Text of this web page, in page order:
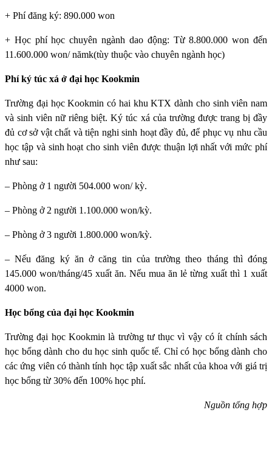
+ Phí đăng ký: 890.000 won
+ Học phí học chuyên ngành dao động: Từ 8.800.000 won đến
11.600.000 won/ nămk(tùy thuộc vào chuyên ngành học)
Phí ký túc xá ở đại học Kookmin
Trường đại học Kookmin có hai khu KTX dành cho sinh viên nam
và sinh viên nữ riêng biệt. Ký túc xá của trường được trang bị đầy
đủ cơ sở vật chất và tiện nghi sinh hoạt đầy đủ, để phục vụ nhu cầu
học tập và sinh hoạt cho sinh viên được thuận lợi nhất với mức phí
như sau:
– Phòng ở 1 người 504.000 won/ kỳ.
– Phòng ở 2 người 1.100.000 won/kỳ.
– Phòng ở 3 người 1.800.000 won/kỳ.
– Nếu đăng ký ăn ở căng tin của trường theo tháng thì đóng
145.000 won/tháng/45 xuất ăn. Nếu mua ăn lẻ từng xuất thì 1 xuất
4000 won.
Học bổng của đại học Kookmin
Trường đại học Kookmin là trường tư thục vì vậy có ít chính sách
học bổng dành cho du học sinh quốc tế. Chỉ có học bổng dành cho
các ứng viên có thành tính học tập xuất sắc nhất của khoa với giá trị
học bổng từ 30% đến 100% học phí.
Nguồn tổng hợp